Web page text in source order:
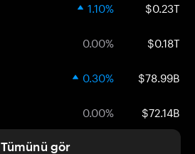
1.10% $0.23T
0.00% $0.18T
0.30% $78.99B
0.00% $72.14B
Tümünü gör